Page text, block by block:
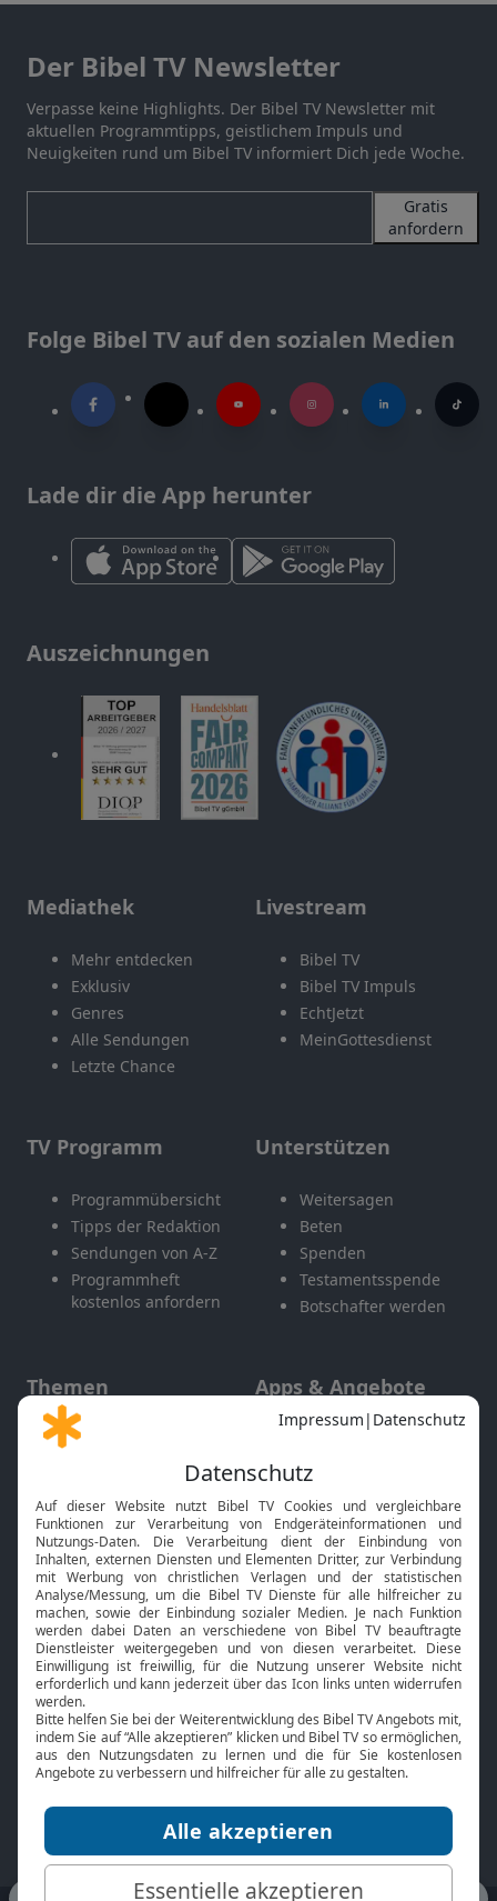
Der Bibel TV Newsletter
Verpasse keine Highlights. Der Bibel TV Newsletter mit
aktuellen Programmtipps, geistlichem Impuls und
Neuigkeiten rund um Bibel TV informiert Dich jede Woche.
Gratis
anfordern
Folge Bibel TV auf den sozialen Medien
Lade dir die App herunter
Auszeichnungen
Mediathek
Mehr entdecken
Exklusiv
Genres
Alle Sendungen
Letzte Chance
Livestream
Bibel TV
Bibel TV Impuls
EchtJetzt
MeinGottesdienst
TV Programm
Programmübersicht
Tipps der Redaktion
Sendungen von A-Z
Programmheft
kostenlos anfordern
Unterstützen
Weitersagen
Beten
Spenden
Testamentsspende
Botschafter werden
Themen
Gott und Bibel erklärt
Neuigkeiten
Apps & Angebote
Mobile App
Smart TV
HbbTV
Bibelthek Online-Bibel
Nächster Gottesdienst
Bibel TV
Über uns
Jobs
Mediadaten
Service
Kontakt
TV-Empfang